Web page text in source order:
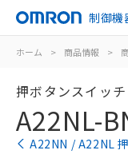
制御機
ホーム > 商品情報 >
押ボタンスイッチ
A22NL-
A22NN / A22NL